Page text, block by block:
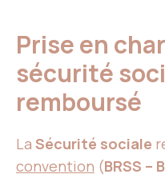
Prise en
sécurité
remboursé
La Sécurité sociale
convention (BRSS –